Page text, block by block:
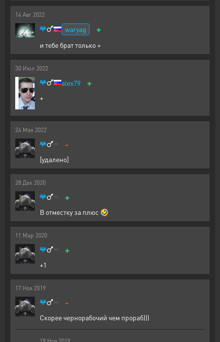
14 Авг 2022
waryag +
и тебе брат только +
30 Июл 2022
alex79 +
+
24 Мая 2022
-
[удалено]
28 Дек 2020
+
В отместку за плюс 🤣
11 Мар 2020
+
+1
17 Ноя 2019
-
Скорее чернорабочий чем прораб)))
19 Ноя 2019